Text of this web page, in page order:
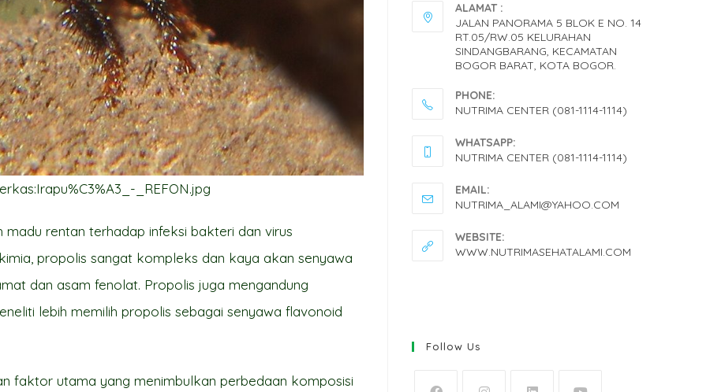
_REFON.jpg
rentan terhadap infeksi bakteri dan virus
propolis sangat kompleks dan kaya akan senyawa
dan asam fenolat. Propolis juga mengandung
lebih memilih propolis sebagai senyawa flavonoid
faktor utama yang menimbulkan perbedaan komposisi
ALAMAT :
JALAN PANORAMA 5 BLOK E NO. 14
RT.05/RW.05 KELURAHAN
SINDANGBARANG, KECAMATAN
BOGOR BARAT, KOTA BOGOR.
PHONE:
NUTRIMA CENTER (081-1114-1114)
IN
APPLICATION
WHATSAPP:
NUTRIMA CENTER (081-1114-1114)
IN
APPLICATION
EMAIL:
NUTRIMA_ALAMI@YAHOO.COM
APPLICATION
WEBSITE:
WWW.NUTRIMASEHATALAMI.COM
Follow Us